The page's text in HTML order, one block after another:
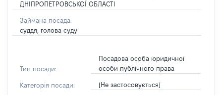
ДНІПРОПЕТРОВСЬКОЇ ОБЛАСТІ
Займана посада:
суддя, голова суду
Тип посади:
Посадова особа юридичної
особи публічного права
Категорія посади: [Не застосовується]